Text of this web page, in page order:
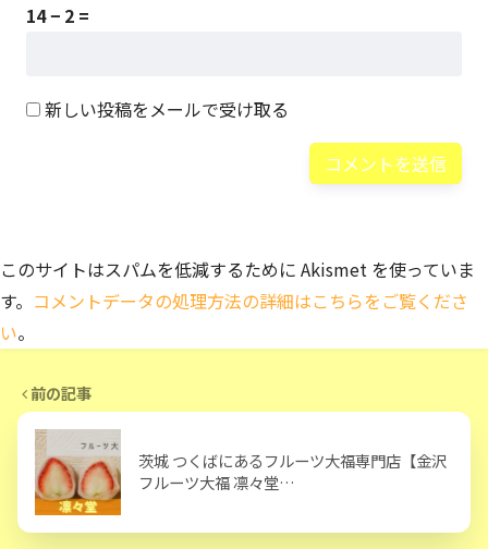
14 − 2 =
新しい投稿をメールで受け取る
このサイトはスパムを低減するために Akismet を使っていま
す。 コメントデータの処理方法の詳細はこちらをご覧くださ
い。
前の記事
茨城 つくばにあるフルーツ大福専門店【金沢
フルーツ大福 凛々堂…